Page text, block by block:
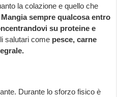
la colazione e quello che
Mangia sempre qualcosa entro
su proteine e
salutari come pesce, carne
Durante lo sforzo fisico è